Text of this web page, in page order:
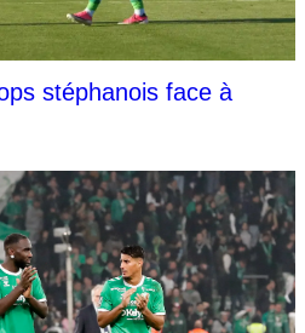
stéphanois face à